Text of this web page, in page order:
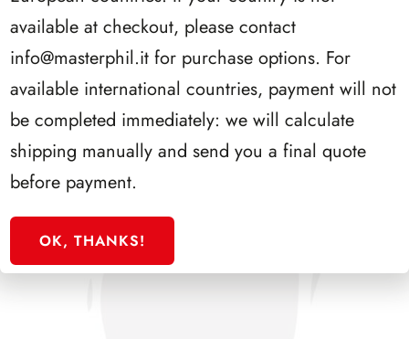
PRESIDENZA GRONCHI 1955/1962
available at checkout, please contact
info@masterphil.it for purchase options. For
available international countries, payment will not
be completed immediately: we will calculate
shipping manually and send you a final quote
before payment.
OK, THANKS!